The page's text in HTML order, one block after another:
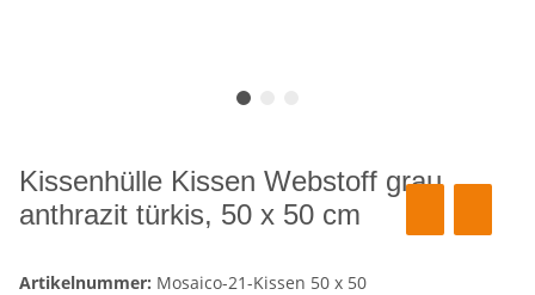
Kissenhülle Kissen Webstoff grau
anthrazit türkis, 50 x 50 cm
Artikelnummer: Mosaico-21-Kissen 50 x 50